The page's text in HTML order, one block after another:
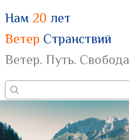
Нам 20 лет
Ветер Странствий
Ветер. Путь. Свобода